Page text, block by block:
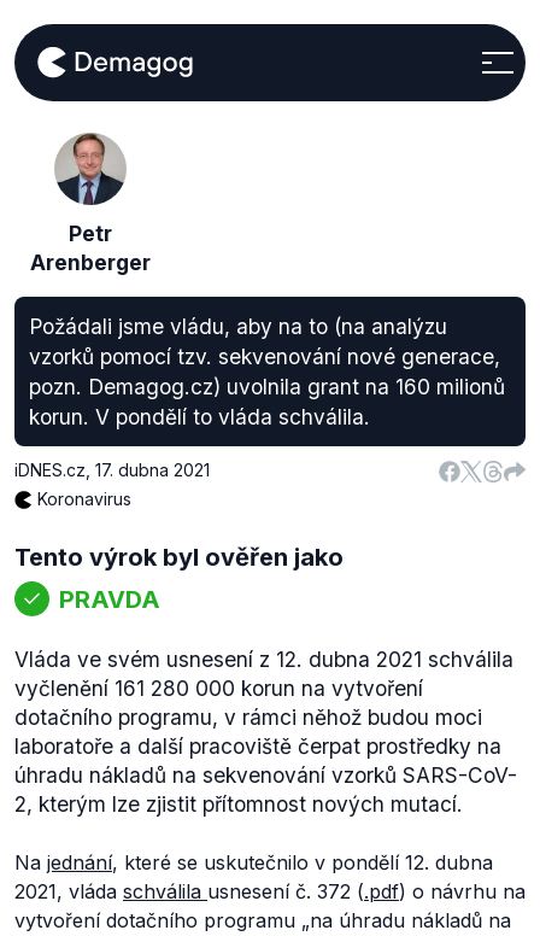
Petr
Arenberger
Požádali jsme vládu, aby na to (na analýzu
vzorků pomocí tzv. sekvenování nové generace,
pozn. Demagog.cz) uvolnila grant na 160 milionů
korun. V pondělí to vláda schválila.
iDNES.cz 17. dubna 2021
Koronavirus
Tento výrok byl ověřen jako
PRAVDA
Vláda ve svém usnesení z 12. dubna 2021 schválila
vyčlenění 161 280 000 korun na vytvoření
dotačního programu, v rámci něhož budou moci
laboratoře a další pracoviště čerpat prostředky na
úhradu nákladů na sekvenování vzorků SARS-CoV-
2, kterým lze zjistit přítomnost nových mutací.
Na jednání, které se uskutečnilo v pondělí 12. dubna
2021, vláda schválila usnesení č. 372 (.pdf) o návrhu na
vytvoření dotačního programu „na úhradu nákladů na